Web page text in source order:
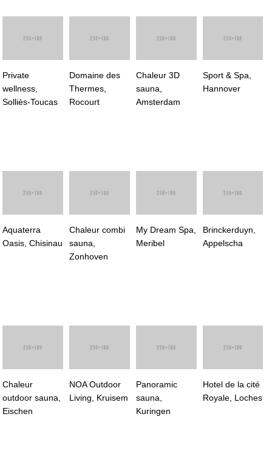
Private
wellness,
Solliès-Toucas
Domaine des
Thermes,
Rocourt
Chaleur 3D
sauna,
Amsterdam
Sport & Spa,
Hannover
Aquaterra
Oasis, Chisinau
Chaleur combi
sauna,
Zonhoven
My Dream Spa,
Meribel
Brinckerduyn,
Appelscha
Chaleur
outdoor sauna,
Eischen
NOA Outdoor
Living, Kruisem
Panoramic
sauna,
Kuringen
Hotel de la cité
Royale, Loches